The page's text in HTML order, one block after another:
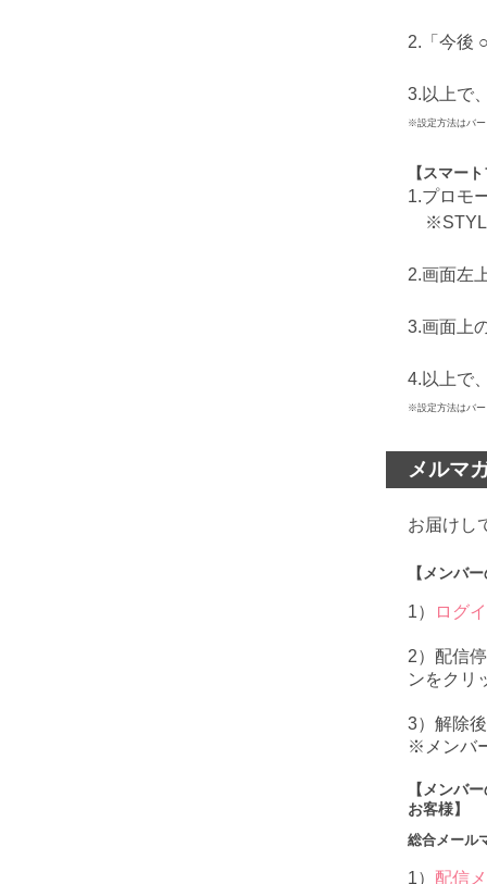
2.「今後
3.以上で
※設定方法はバー
【スマー
1.プロモ
2.画面左
3.画面上
4.以上で
※設定方法はバー
メルマ
お届けし
【メンバ
1） ログ
2）配信
ンをクリ
3）解除
※メンバ
【メンバ
お客様】
総合メール
1） 配信